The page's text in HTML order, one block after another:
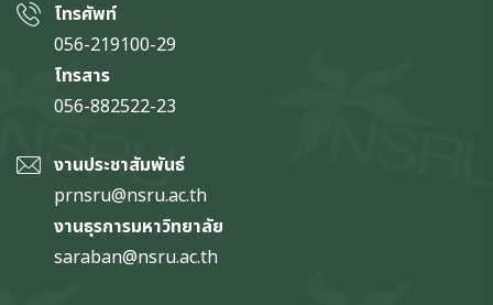
โทรศัพท์
056-219100-29
โทรสาร
056-882522-23
งานประชาสัมพันธ์
prnsru@nsru.ac.th
งานธุรการมหาวิทยาลัย
saraban@nsru.ac.th